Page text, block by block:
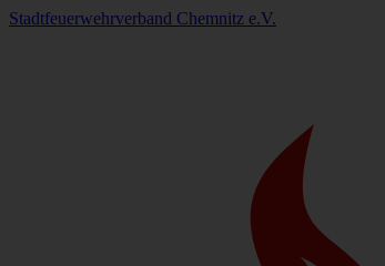
Stadtfeuerwehrverband Chemnitz e.V.